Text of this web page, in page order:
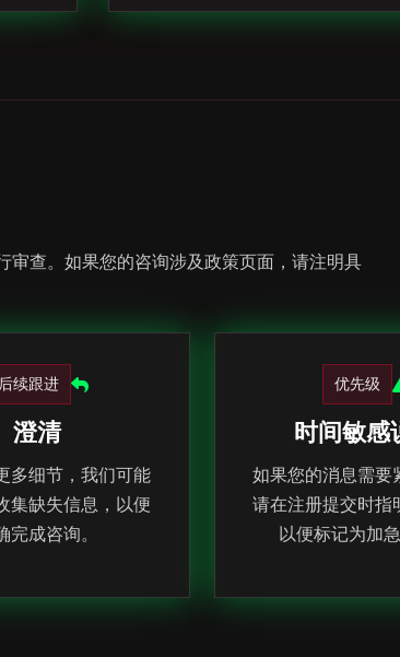
查。如果您的咨询涉及政策页面，请注明具
后续跟进
澄清
多细节，我们可能
集缺失信息，以便
完成咨询。
优先级
时间敏感
如果您的消息需要
请在注册提交时指
以便标记为加急